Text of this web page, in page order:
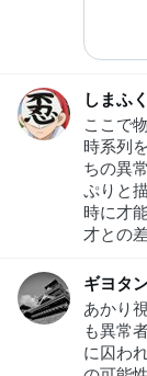
しまふく
ここで
時系列
ちの異
ぷりと
時に才
才との
ギヨタ
あかり
も異常
に囚わ